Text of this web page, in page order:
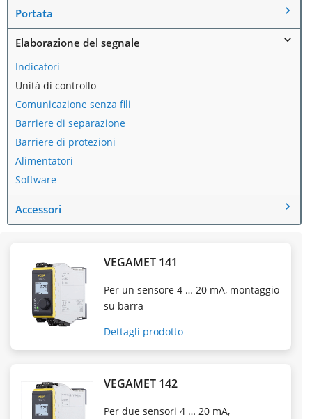
Portata
Elaborazione del segnale
Indicatori
Unità di controllo
Comunicazione senza fili
Barriere di separazione
Barriere di protezioni
Alimentatori
Software
Accessori
VEGAMET 141
Per un sensore 4 … 20 mA, montaggio
su barra
Dettagli prodotto
VEGAMET 142
Per due sensori 4 … 20 mA,